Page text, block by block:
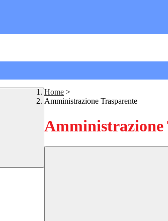
Home >
Amministrazione Trasparente
Amministrazione